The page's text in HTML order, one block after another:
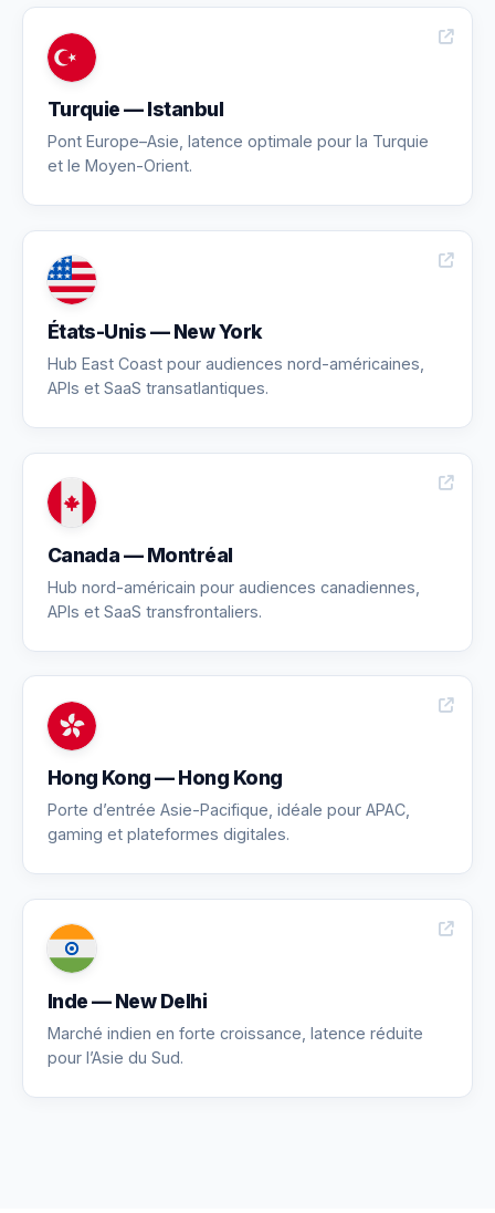
Turquie — Istanbul
Pont Europe–Asie, latence optimale pour la Turquie
et le Moyen-Orient.
États-Unis — New York
Hub East Coast pour audiences nord-américaines,
APIs et SaaS transatlantiques.
Canada — Montréal
Hub nord-américain pour audiences canadiennes,
APIs et SaaS transfrontaliers.
Hong Kong — Hong Kong
Porte d’entrée Asie-Pacifique, idéale pour APAC,
gaming et plateformes digitales.
Inde — New Delhi
Marché indien en forte croissance, latence réduite
pour l’Asie du Sud.